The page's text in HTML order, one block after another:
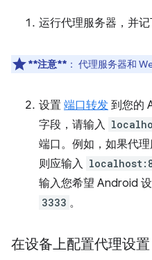
运行代理服务器，并记
**注意** ： 代理服务器和
设置 端口转发 到您的
字段，请输入
端口。例如，如果代
则应输入
输入您希望 Android
3333 。
在设备上配置代理设置